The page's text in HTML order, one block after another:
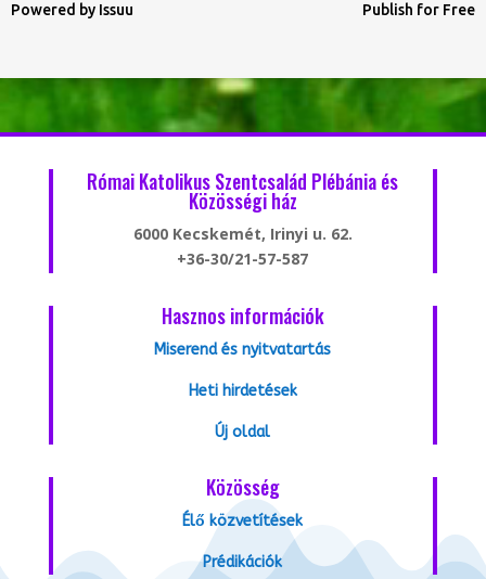
Powered by Issuu Publish for Free
Római Katolikus Szentcsalád Plébánia és
Közösségi ház
6000 Kecskemét, Irinyi u. 62.
+36-30/21-57-587
Hasznos információk
Miserend és nyitvatartás
Heti hirdetések
Új oldal
Közösség
Élő közvetítések
Prédikációk